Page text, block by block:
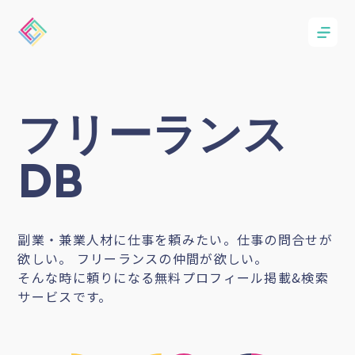
フリーランス
DB
副業・兼業人材に仕事を頼みたい。仕事の問合せが
欲しい。 フリーランスの仲間が欲しい。
そんな時に頼りになる無料プロフィール掲載&検索
サービスです。